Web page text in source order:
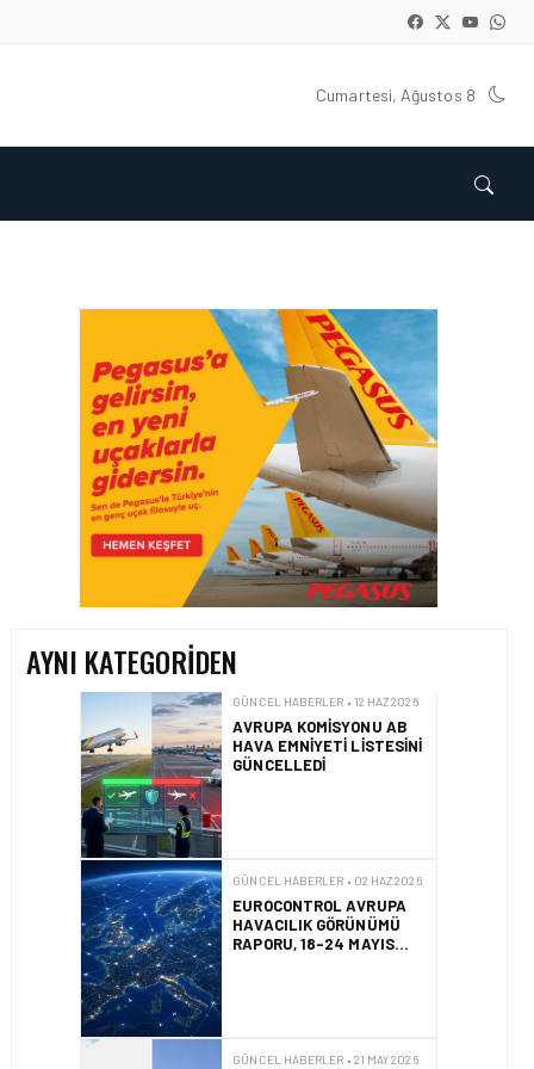
Cumartesi, Ağustos 8
AYNI KATEGORIDEN
GÜNCEL HABERLER • 22 TEM 2026
OKYANUSU KÜREK
ÇEKEREK AŞACAK İLK
TÜRK TAKIMINA GURUR
DOLU DESTEK!
GÜNCEL HABERLER • 12 HAZ 2026
AVRUPA KOMISYONU AB
HAVA EMNIYETI LISTESINI
GÜNCELLEDI
GÜNCEL HABERLER • 02 HAZ 2026
EUROCONTROL AVRUPA
HAVACILIK GÖRÜNÜMÜ
RAPORU, 18-24 MAYIS
2026 HAFTASI
GÜNCEL HABERLER • 21 MAY 2026
AF447 FACIASINDA 17
YILLIK HUKUK
MÜCADELESI
SONUÇLANDI
HAVACILIK • 10 MAR 2026